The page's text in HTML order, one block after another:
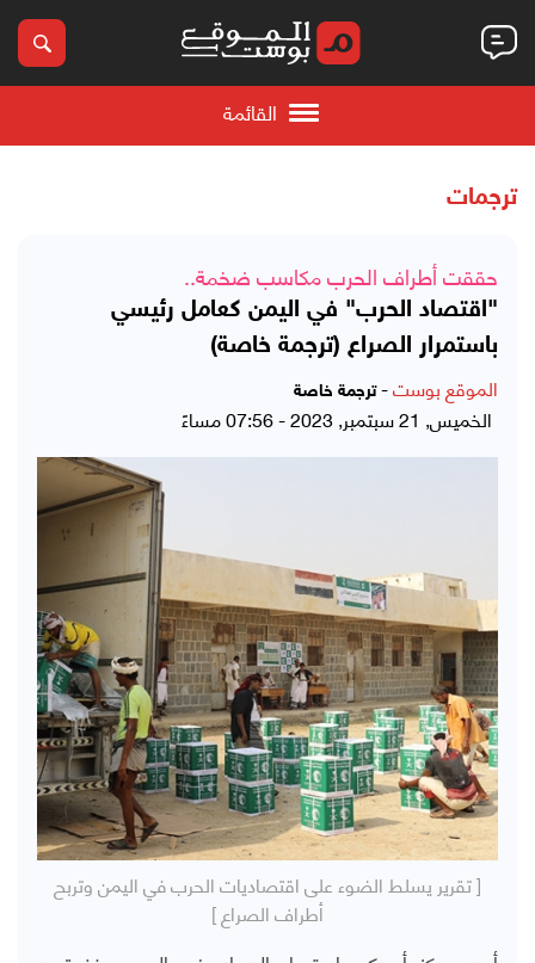
القائمة
ترجمات
حققت أطراف الحرب مكاسب ضخمة..
"اقتصاد الحرب" في اليمن كعامل رئيسي
باستمرار الصراع (ترجمة خاصة)
الموقع بوست-ترجمة خاصة
الخميس, 21 سبتمبر, 2023 - 07:56 مساءً
[ تقرير يسلط الضوء على اقتصاديات الحرب في اليمن وتربح
أطراف الصراع ]